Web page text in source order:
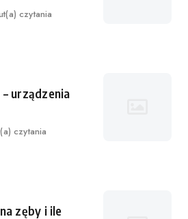
czytania
urządzenia
czytania
zęby i ile